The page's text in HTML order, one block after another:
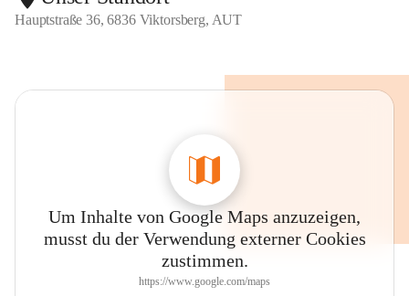
Hauptstraße 36, 6836 Viktorsberg, AUT
Um Inhalte von Google Maps anzuzeigen,
musst du der Verwendung externer Cookies
zustimmen.
https://www.google.com/maps